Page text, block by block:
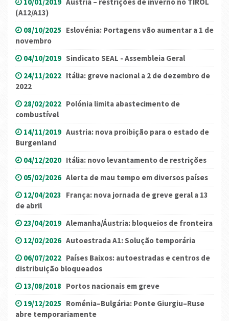
(A12/A13)
08/10/2025 Eslovénia: Portagens vão aumentar a 1 de
novembro
04/10/2019 Sindicato SEAL - Assembleia Geral
24/11/2022 Itália: greve nacional a 2 de dezembro de
2022
28/02/2022 Polónia limita abastecimento de
combustível
14/11/2019 Austria: nova proibição para o estado de
Burgenland
04/12/2020 Itália: novo levantamento de restrições
05/02/2026 Alerta de mau tempo em diversos países
12/04/2023 França: nova jornada de greve geral a 13
de abril
23/04/2019 Alemanha/Áustria: bloqueios de fronteira
12/02/2026 Autoestrada A1: Solução temporária
06/07/2022 Países Baixos: autoestradas e centros de
distribuição bloqueados
13/08/2018 Portos nacionais em greve
19/12/2025 Roménia–Bulgária: Ponte Giurgiu–Ruse
abre temporariamente